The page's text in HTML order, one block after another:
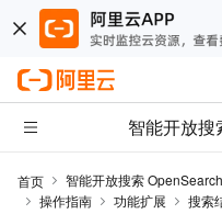
智能开放搜
首页 智能开放搜索 OpenSearch
操作指南
功能扩展 搜索